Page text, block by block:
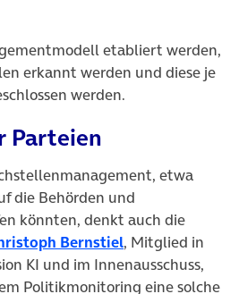
etabliert werden,
erkannt werden und diese je
werden.
Parteien
etwa
die Behörden und
könnten, denkt auch die
Bernstiel(öffnet in
, Mitglied in
KI und im Innenausschuss,
Politikmonitoring eine solche